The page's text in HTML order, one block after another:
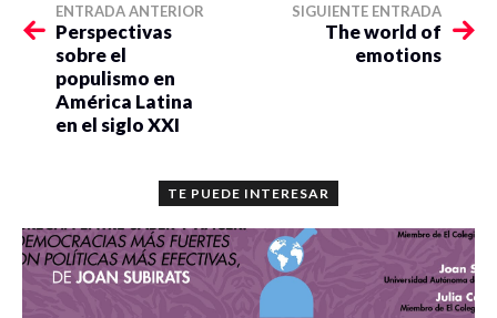
ENTRADA ANTERIOR
Perspectivas
sobre el
populismo en
América Latina
en el siglo XXI
SIGUIENTE ENTRADA
The world of
emotions
TE PUEDE INTERESAR